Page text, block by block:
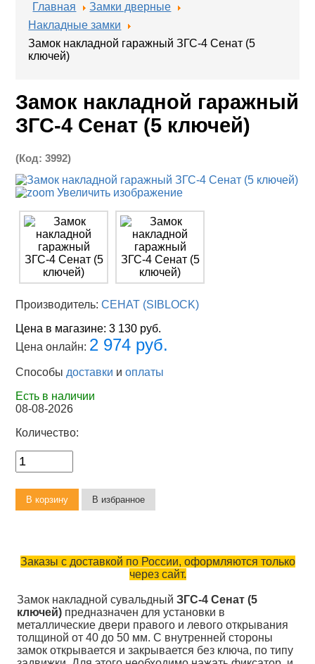
Главная
Замки дверные
Накладные замки
Замок накладной гаражный ЗГС-4 Сенат (5
ключей)
Замок накладной гаражный
ЗГС-4 Сенат (5 ключей)
(Код:3992)
Увеличить изображение
Производитель:СЕНАТ (SIBLOCK)
Цена в магазине:3 130 руб.
Цена онлайн: 2 974 руб.
Способы доставки иоплаты
Есть в наличии
08-08-2026
Количество:
Заказы с доставкой по России, оформляются только
через сайт.
Замок накладной сувальдныйЗГС-4 Сенат (5
ключей) предназначен для установки в
металлические двери правого и левого открывания
толщиной от 40 до 50 мм. С внутренней стороны
замок открывается и закрывается без ключа, по типу